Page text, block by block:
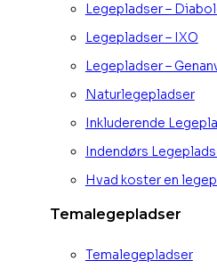
Legepladser –
Legepladser – IXO
Legepladser –
Naturlegepladser
Inkluderende
Indendørs
Hvad koster en
Temalegepladser
Temalegepladser